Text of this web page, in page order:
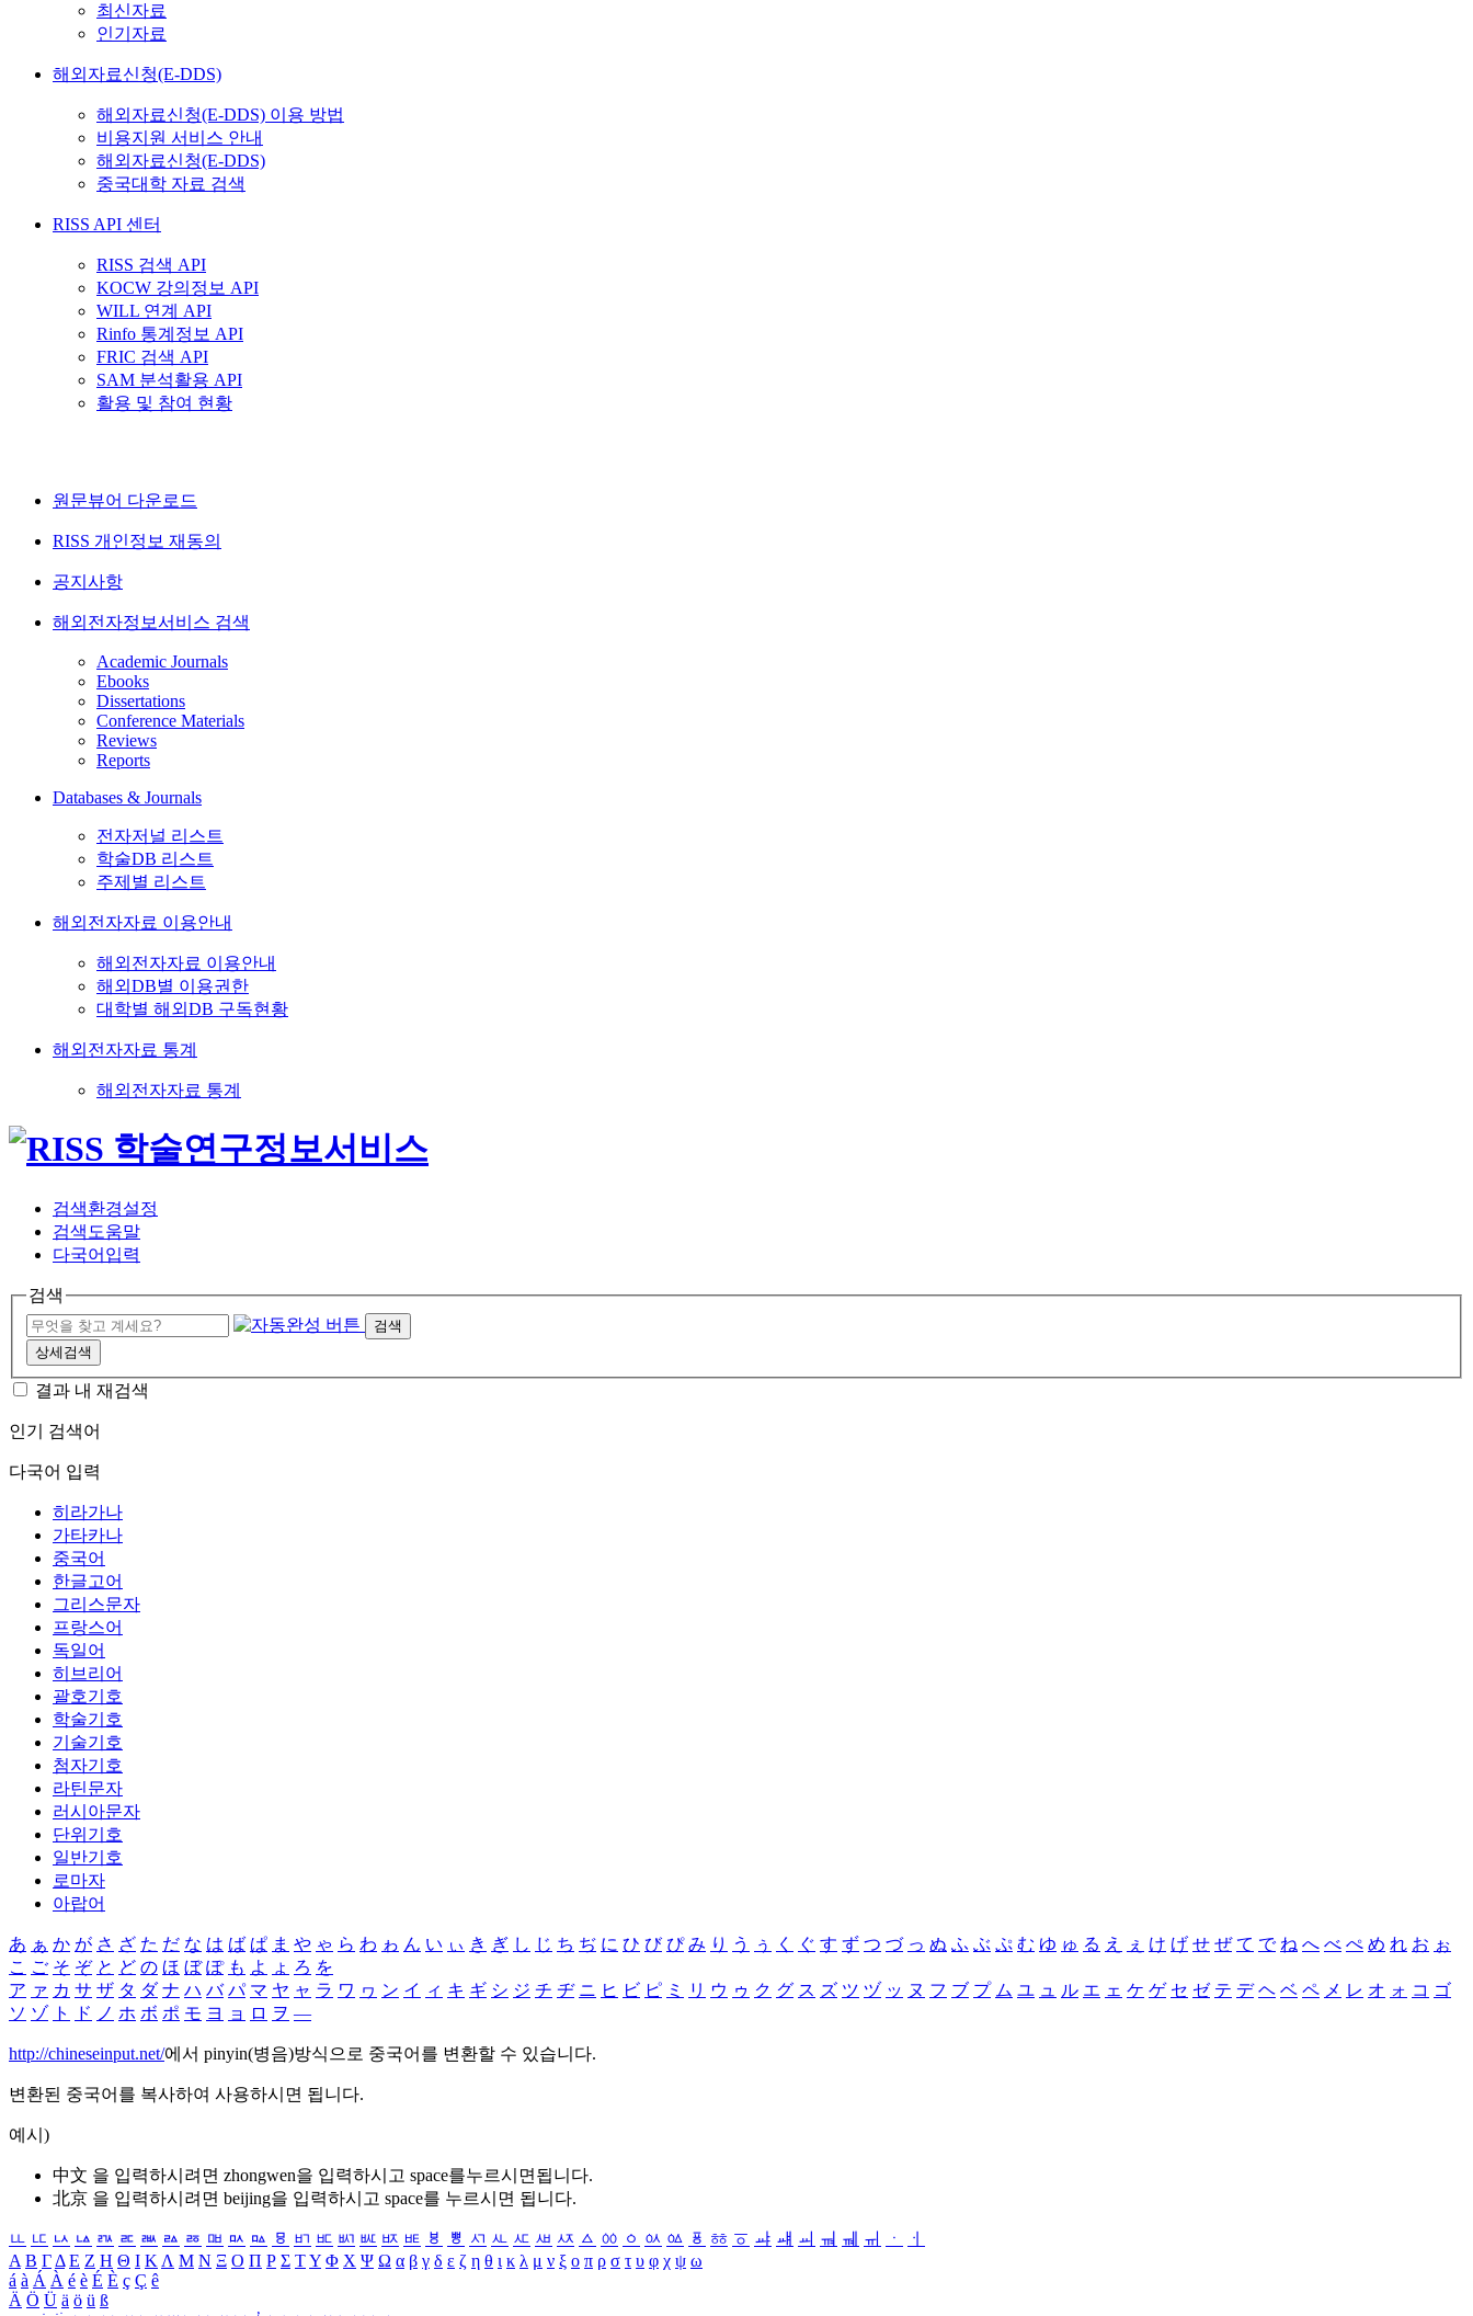
최신자료
인기자료
해외자료신청(E-DDS)
해외자료신청(E-DDS) 이용 방법
비용지원 서비스 안내
해외자료신청(E-DDS)
중국대학 자료 검색
RISS API 센터
RISS 검색 API
KOCW 강의정보 API
WILL 연계 API
Rinfo 통계정보 API
FRIC 검색 API
SAM 분석활용 API
활용 및 참여 현황
원문뷰어 다운로드
RISS 개인정보 재동의
공지사항
해외전자정보서비스 검색
Academic Journals
Ebooks
Dissertations
Conference Materials
Reviews
Reports
Databases & Journals
전자저널 리스트
학술DB 리스트
주제별 리스트
해외전자자료 이용안내
해외전자자료 이용안내
해외DB별 이용권한
대학별 해외DB 구독현황
해외전자자료 통계
해외전자자료 통계
검색환경설정
검색도움말
다국어입력
검색
검색
상세검색
결과 내 재검색
인기 검색어
다국어 입력
히라가나
가타카나
중국어
한글고어
그리스문자
프랑스어
독일어
히브리어
괄호기호
학술기호
기술기호
첨자기호
라틴문자
러시아문자
단위기호
일반기호
로마자
아랍어
あ ぁ か が さ ざ た だ な は ば ぱ ま や ゃ ら わ ゎ ん い ぃ き ぎ し じ ち ぢ に ひ び ぴ み り う ぅ く ぐ す ず つ づ っ ぬ ふ ぶ ぷ む ゆ ゅ る え ぇ け げ せ ぜ て で ね へ べ ぺ め れ お ぉ
こ ご そ ぞ と ど の ほ ぼ ぽ も よ ょ ろ を
ア ァ カ サ ザ タ ダ ナ ハ バ パ マ ヤ ャ ラ ワ ヮ ン イ ィ キ ギ シ ジ チ ヂ ニ ヒ ビ ピ ミ リ ウ ゥ ク グ ス ズ ツ ヅ ッ ヌ フ ブ プ ム ユ ュ ル エ ェ ケ ゲ セ ゼ テ デ ヘ ベ ペ メ レ オ ォ コ ゴ
ソ ゾ ト ド ノ ホ ボ ポ モ ヨ ョ ロ ヲ ―
http://chineseinput.net/에서 pinyin(병음)방식으로 중국어를 변환할 수 있습니다.
변환된 중국어를 복사하여 사용하시면 됩니다.
예시)
中文 을 입력하시려면 zhongwen을 입력하시고 space를누르시면됩니다.
北京 을 입력하시려면 beijing을 입력하시고 space를 누르시면 됩니다.
ㅥ ㅦ ㅧ ㅨ ㅩ ㅪ ㅫ ㅬ ㅭ ㅮ ㅯ ㅰ ㅱ ㅲ ㅳ ㅴ ㅵ ㅶ ㅷ ㅸ ㅹ ㅺ ㅻ ㅼ ㅽ ㅾ ㅿ ㆀ ㆁ ㆂ ㆃ ㆄ ㆅ ㆆ ㆇ ㆈ ㆉ ㆊ ㆋ ㆌ ㆍ
ㆎ
Α Β ΓΔ Ε Ζ Η Θ Ι ΚΛ Μ Ν Ξ Ο Π Ρ Σ ΤΥ Φ Χ Ψ Ω α β γ δ ε ζ η θ ι κ λ μ ν ξ ο π ρ σ τ υ φ χ ψ ω
á à Á À é è É È ç Ç ê
Ä Ö Ü ä ö ü ß